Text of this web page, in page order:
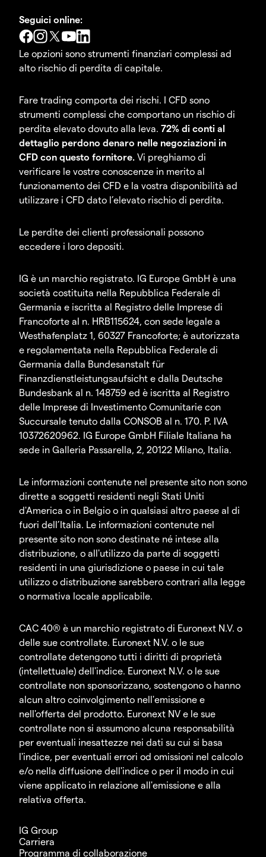
Seguici online:
Le opzioni sono strumenti finanziari complessi ad
alto rischio di perdita di capitale.
Fare trading comporta dei rischi. I CFD sono
strumenti complessi che comportano un rischio di
perdita elevato dovuto alla leva. 72% di conti al
dettaglio perdono denaro nelle negoziazioni in
CFD con questo fornitore. Vi preghiamo di
verificare le vostre conoscenze in merito al
funzionamento dei CFD e la vostra disponibilità ad
utilizzare i CFD dato l’elevato rischio di perdita.
Le perdite dei clienti professionali possono
eccedere i loro depositi.
IG è un marchio registrato. IG Europe GmbH è una
società costituita nella Repubblica Federale di
Germania e iscritta al Registro delle Imprese di
Francoforte al n. HRB115624, con sede legale a
Westhafenplatz 1, 60327 Francoforte; è autorizzata
e regolamentata nella Repubblica Federale di
Germania dalla Bundesanstalt für
Finanzdienstleistungsaufsicht e dalla Deutsche
Bundesbank al n. 148759 ed è iscritta al Registro
delle Imprese di Investimento Comunitarie con
Succursale tenuto dalla CONSOB al n. 170. P. IVA
10372620962. IG Europe GmbH Filiale Italiana ha
sede in Galleria Passarella, 2, 20122 Milano, Italia.
Le informazioni contenute nel presente sito non sono
dirette a soggetti residenti negli Stati Uniti
d'America o in Belgio o in qualsiasi altro paese al di
fuori dell’Italia. Le informazioni contenute nel
presente sito non sono destinate né intese alla
distribuzione, o all'utilizzo da parte di soggetti
residenti in una giurisdizione o paese in cui tale
utilizzo o distribuzione sarebbero contrari alla legge
o normativa locale applicabile.
CAC 40® è un marchio registrato di Euronext N.V. o
delle sue controllate. Euronext N.V. o le sue
controllate detengono tutti i diritti di proprietà
(intellettuale) dell'indice. Euronext N.V. o le sue
controllate non sponsorizzano, sostengono o hanno
alcun altro coinvolgimento nell'emissione e
nell'offerta del prodotto. Euronext NV e le sue
controllate non si assumono alcuna responsabilità
per eventuali inesattezze nei dati su cui si basa
l'indice, per eventuali errori od omissioni nel calcolo
e/o nella diffusione dell'indice o per il modo in cui
viene applicato in relazione all'emissione e alla
relativa offerta.
IG Group
Carriera
Programma di collaborazione